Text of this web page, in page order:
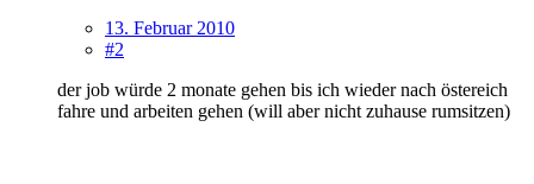
13. Februar 2010
#2
der job würde 2 monate gehen bis ich wieder nach östereich
fahre und arbeiten gehen (will aber nicht zuhause rumsitzen)